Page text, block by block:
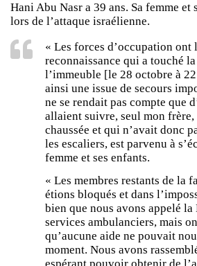
Hani Abu Nasr a 39 ans. Sa femme et
lors de l’attaque israélienne.
« Les forces d’occupation ont
reconnaissance qui a touché
l’immeuble [le 28 octobre à
ainsi une issue de secours
ne se rendait pas compte que
allaient suivre, seul mon
chaussée et qui n’avait donc
les escaliers, est parvenu à
femme et ses enfants.
« Les membres restants de la
étions bloqués et dans
bien que nous avons appelé
services ambulanciers, mais
qu’aucune aide ne pouvait
moment. Nous avons
espérant pouvoir obtenir de